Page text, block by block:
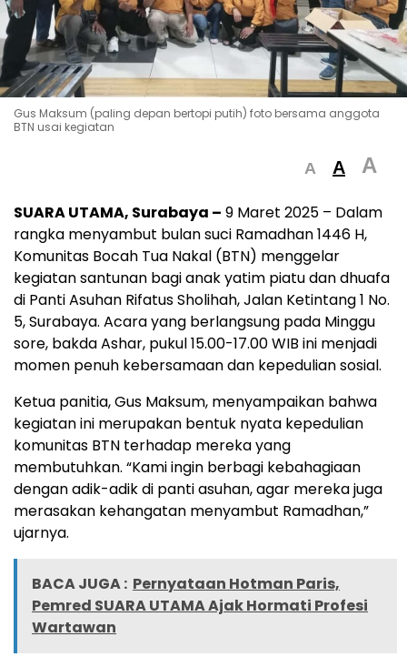
Gus Maksum (paling depan bertopi putih) foto bersama anggota
BTN usai kegiatan
A A A
SUARA UTAMA, Surabaya – 9 Maret 2025 – Dalam
rangka menyambut bulan suci Ramadhan 1446 H,
Komunitas Bocah Tua Nakal (BTN) menggelar
kegiatan santunan bagi anak yatim piatu dan dhuafa
di Panti Asuhan Rifatus Sholihah, Jalan Ketintang 1 No.
5, Surabaya. Acara yang berlangsung pada Minggu
sore, bakda Ashar, pukul 15.00-17.00 WIB ini menjadi
momen penuh kebersamaan dan kepedulian sosial.
Ketua panitia, Gus Maksum, menyampaikan bahwa
kegiatan ini merupakan bentuk nyata kepedulian
komunitas BTN terhadap mereka yang
membutuhkan. “Kami ingin berbagi kebahagiaan
dengan adik-adik di panti asuhan, agar mereka juga
merasakan kehangatan menyambut Ramadhan,”
ujarnya.
BACA JUGA : Pernyataan Hotman Paris,
Pemred SUARA UTAMA Ajak Hormati Profesi
Wartawan